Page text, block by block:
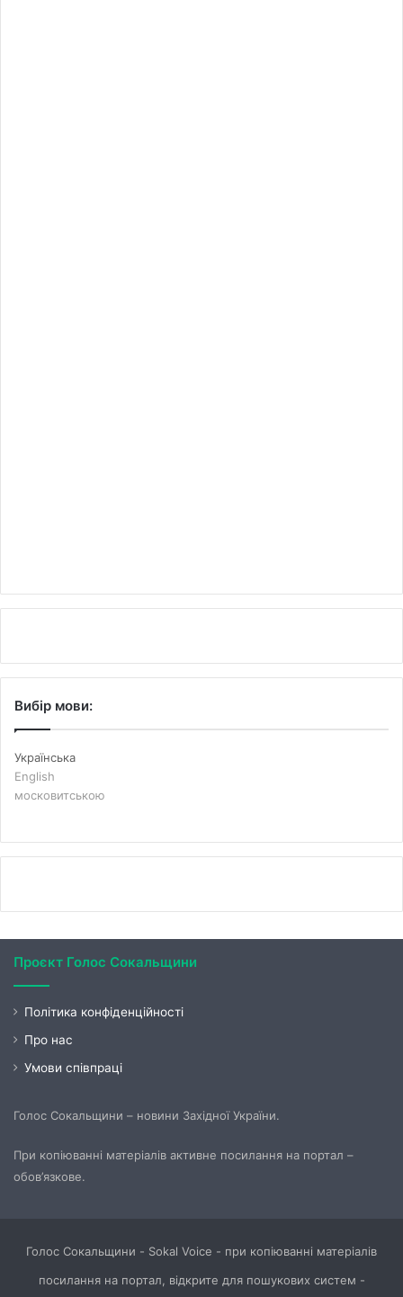
Вибір мови:
Українська
English
московитською
Проєкт Голос Сокальщини
Політика конфіденційності
Про нас
Умови співпраці
Голос Сокальщини – новини Західної України.
При копіюванні матеріалів активне посилання на портал –
обов’язкове.
Голос Сокальщини - Sokal Voice - при копіюванні матеріалів
посилання на портал, відкрите для пошукових систем -